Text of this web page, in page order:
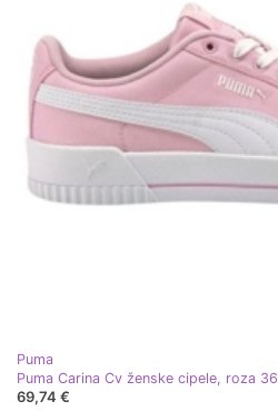
Puma
Puma Carina Cv ženske cipele, roza
69,74 €